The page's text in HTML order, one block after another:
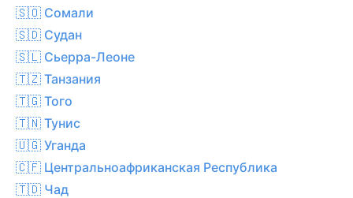
🇸🇴 Сомали
🇸🇩 Судан
🇸🇱 Сьерра-Леоне
🇹🇿 Танзания
🇹🇬 Того
🇹🇳 Тунис
🇺🇬 Уганда
🇨🇫 Центральноафриканская Республика
🇹🇩 Чад